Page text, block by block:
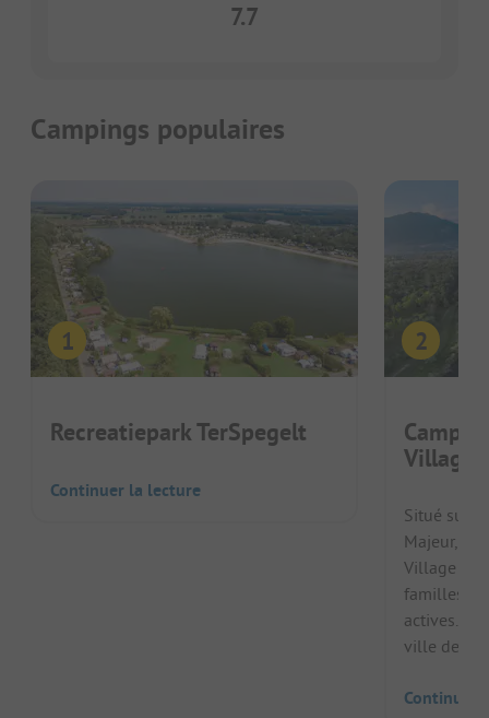
7.7
Campings populaires
Recreatiepark TerSpegelt
Continuer la lecture
Village
Situé sur
Majeur, le
Village est
familles
actives. À
ville de
Continuer